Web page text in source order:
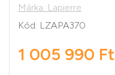
Márka: Lapierre
Kód: LZAPA370
1 005 990 Ft